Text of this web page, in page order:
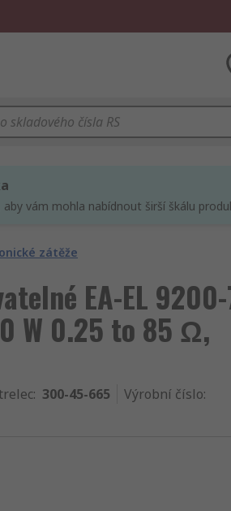
vám mohla nabídnout širší škálu
zátěže
EA-EL
W 0.25 to 85 Ω,
: 300-45-665 Výrobní číslo: